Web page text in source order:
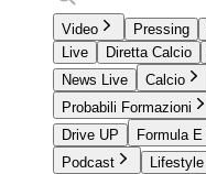
Video Pressing
Live
Diretta Calcio
News Live
Calcio
Probabili Formazioni
Drive UP
Formula E
Podcast
Lifestyle